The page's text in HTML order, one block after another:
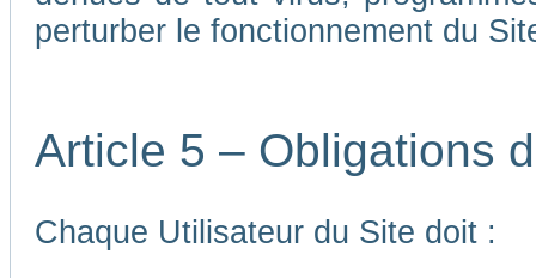
perturber le fonctionnement du
Article 5 – Obligations
Chaque Utilisateur du Site doit :